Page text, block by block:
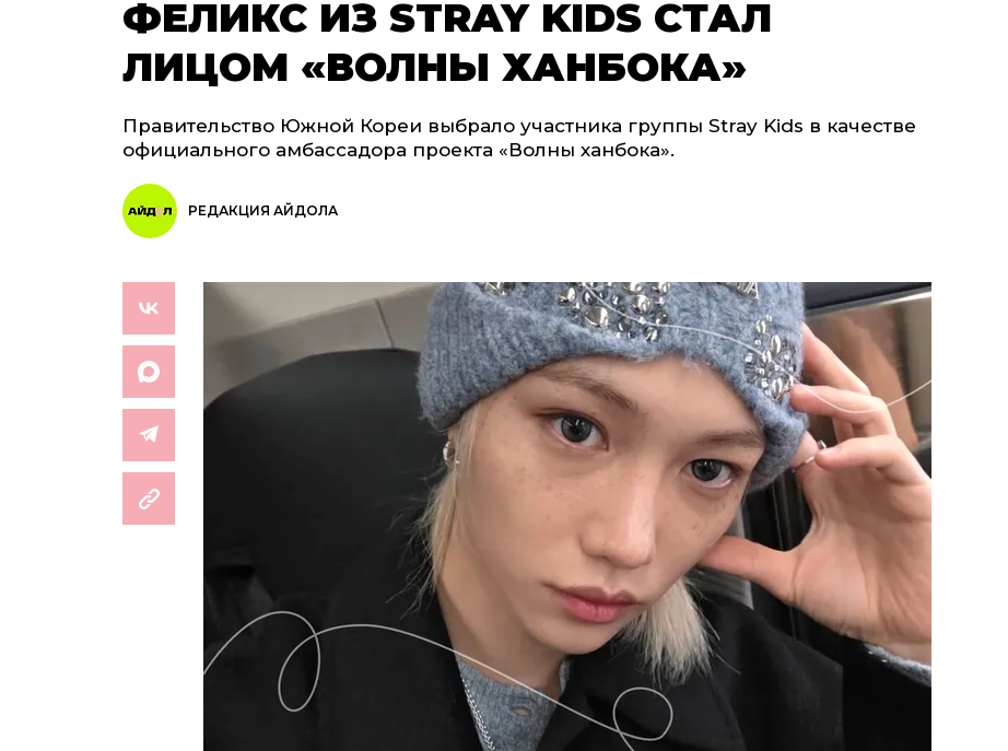
ФЕЛИКС ИЗ STRAY KIDS СТАЛ
ЛИЦОМ «ВОЛНЫ ХАНБОКА»
Правительство Южной Кореи выбрало участника группы Stray Kids в качестве
официального амбассадора проекта «Волны ханбока».
РЕДАКЦИЯ АЙДОЛА